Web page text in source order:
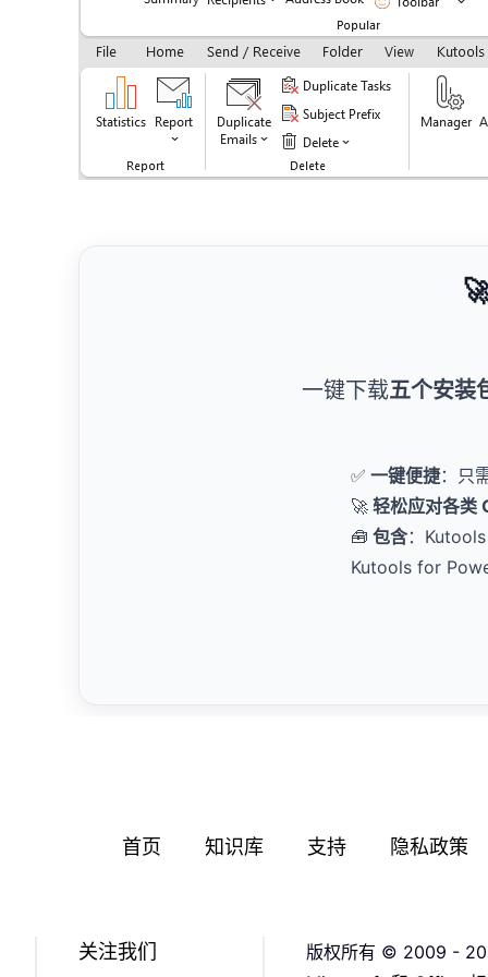
一键下载五个安装
✅ 一键便捷：只
🚀 轻松应对各类
🧰 包含：
Kutools for
首页 知识库 支持 隐私政策
关注我们
版权所有 © 2009 -